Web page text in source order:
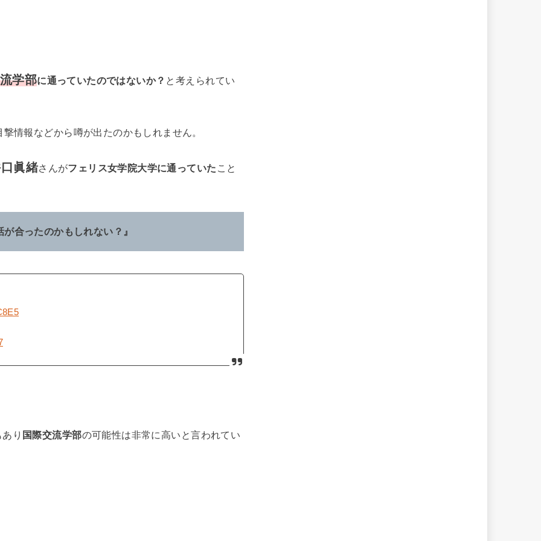
学部に通っていたのではないか？ と考えられてい
情報などから噂が出たのかもしれません。
眞緒さんがフェリス女学院大学に通っていた こと
合ったのかもしれない？』
り 国際交流学部の可能性は非常に高いと言われてい